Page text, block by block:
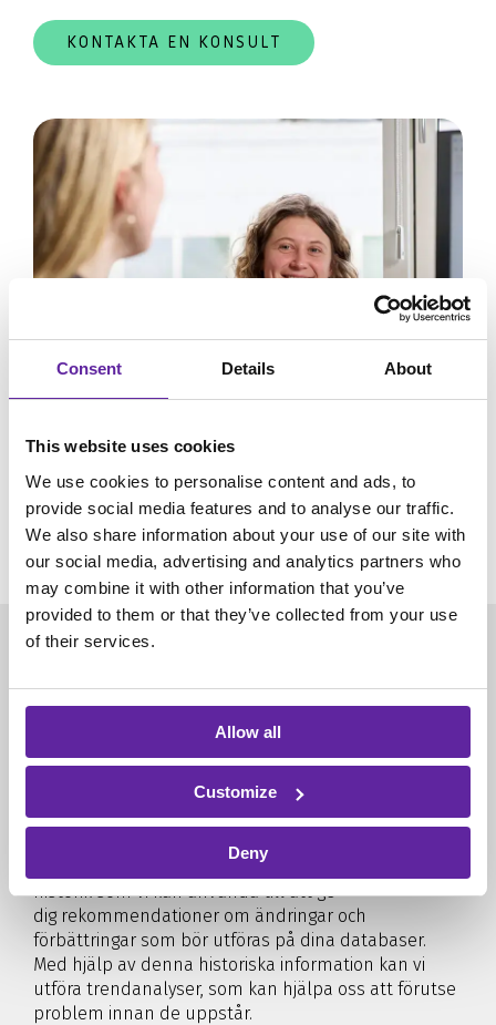
Consent Details About
This website uses cookies
We use cookies to personalise content and ads, to
provide social media features and to analyse our traffic.
We also share information about your use of our site with
our social media, advertising and analytics partners who
may combine it with other information that you’ve
provided to them or that they’ve collected from your use
of their services.
Allow all
Customize
Deny
KONTAKTA EN KONSULT
Rapportering och
rekommendationer
Regelbunden rapportering om din databasmiljö kan
vara avgörande för att upptäcka och förebygga
problem - innan de växer sig stora. itm8 kan samla in
stora mängder prestandainformation om dina
databaser och spara dem. Därmed har vi en god
historik som vi kan använda till att ge
dig rekommendationer om ändringar och
förbättringar som bör utföras på dina databaser.
Med hjälp av denna historiska information kan vi
utföra trendanalyser, som kan hjälpa oss att förutse
problem innan de uppstår.